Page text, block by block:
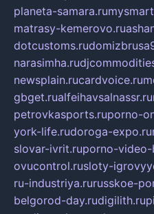
planeta-samara.ru
matrasy-kemerovo.ru
dotcustoms.ru
narasimha.ru
newsplain.rucardvoice.ru
gbget.rualfeihavsalnassr.ru
petrovkasports.ruporno-
york-life.rudoroga-expo.ru
slovar-ivrit.ruporno-video-
ovucontrol.rusloty-
ru-industriya.rurusskoe-
belgorod-day.rudigilith.ru